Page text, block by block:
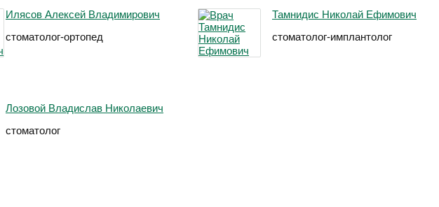
Илясов Алексей Владимирович
стоматолог-ортопед
Тамнидис Николай Ефимович
стоматолог-имплантолог
Лозовой Владислав Николаевич
стоматолог